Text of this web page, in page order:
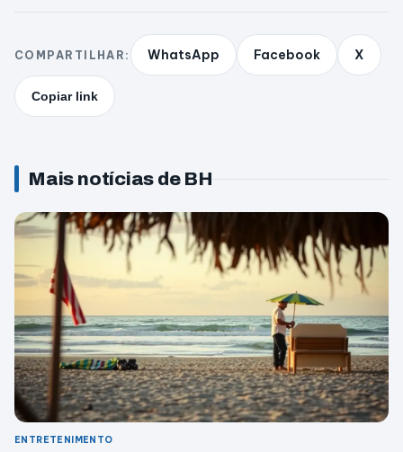
COMPARTILHAR: WhatsApp Facebook X
Copiar link
Mais notícias de BH
ENTRETENIMENTO